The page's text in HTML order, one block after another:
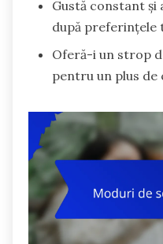
Gustă constant și
după preferințele
Oferă-i un strop
pentru un plus